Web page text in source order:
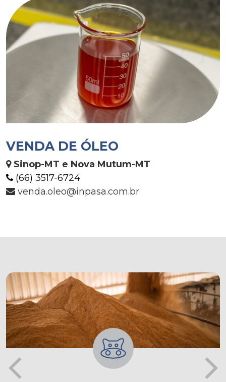
VENDA DE ÓLEO
Sinop-MT e Nova Mutum-MT
(66) 3517-6724
venda.oleo@inpasa.com.br